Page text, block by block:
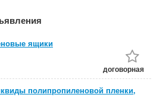
ящики
договорная
полипропиленовой пленки,